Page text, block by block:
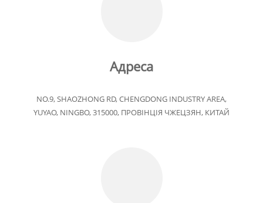
Адреса
NO.9, SHAOZHONG RD, CHENGDONG INDUSTRY AREA,
YUYAO, NINGBO, 315000, ПРОВІНЦІЯ ЧЖЕЦЗЯН, КИТАЙ